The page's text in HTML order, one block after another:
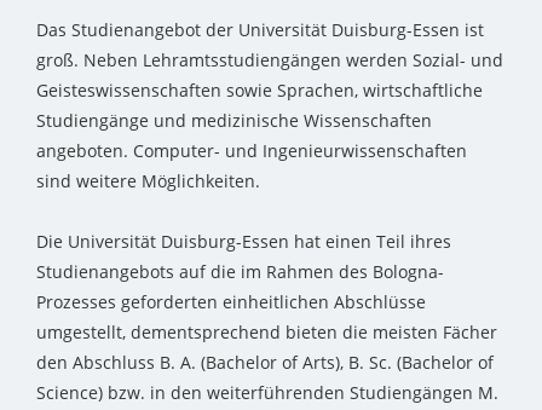
Das Studienangebot der Universität Duisburg-Essen ist
groß. Neben Lehramtsstudiengängen werden Sozial- und
Geisteswissenschaften sowie Sprachen, wirtschaftliche
Studiengänge und medizinische Wissenschaften
angeboten. Computer- und Ingenieurwissenschaften
sind weitere Möglichkeiten.
Die Universität Duisburg-Essen hat einen Teil ihres
Studienangebots auf die im Rahmen des Bologna-
Prozesses geforderten einheitlichen Abschlüsse
umgestellt, dementsprechend bieten die meisten Fächer
den Abschluss B. A. (Bachelor of Arts), B. Sc. (Bachelor of
Science) bzw. in den weiterführenden Studiengängen M.